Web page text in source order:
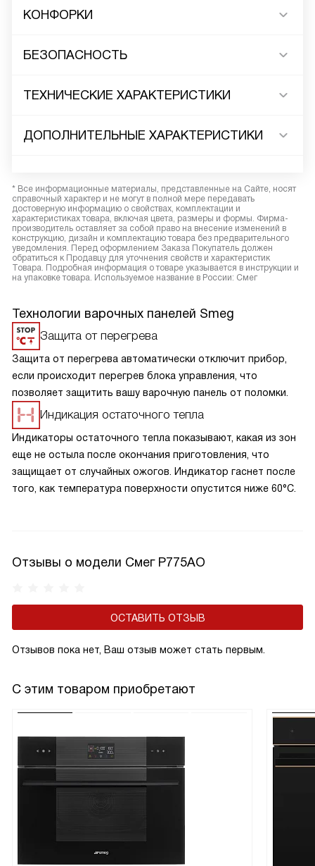
КОНФОРКИ
БЕЗОПАСНОСТЬ
ТЕХНИЧЕСКИЕ ХАРАКТЕРИСТИКИ
ДОПОЛНИТЕЛЬНЫЕ ХАРАКТЕРИСТИКИ
* Все информационные материалы, представленные на Сайте, носят
справочный характер и не могут в полной мере передавать
достоверную информацию о свойствах, комплектации и
характеристиках товара, включая цвета, размеры и формы. Фирма-
производитель оставляет за собой право на внесение изменений в
конструкцию, дизайн и комплектацию товара без предварительного
уведомления. Перед оформлением Заказа Покупатель должен
обратиться к Продавцу для уточнения свойств и характеристик
Товара. Подробная информация о товаре указывается в инструкции и
на упаковке товара. Используемое название в России: Смег
Технологии варочных панелей Smeg
Защита от перегрева
Защита от перегрева автоматически отключит прибор,
если происходит перегрев блока управления, что
позволяет защитить вашу варочную панель от поломки.
Индикация остаточного тепла
Индикаторы остаточного тепла показывают, какая из зон
еще не остыла после окончания приготовления, что
защищает от случайных ожогов. Индикатор гаснет после
того, как температура поверхности опустится ниже 60°С.
Отзывы о модели Смег P775AO
ОСТАВИТЬ ОТЗЫВ
Отзывов пока нет, Ваш отзыв может стать первым.
С этим товаром приобретают